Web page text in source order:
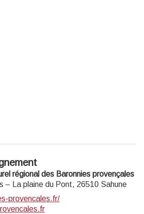
régional des Baronnies provençales
– La plaine du Pont, 26510 Sahune
provencales.fr/